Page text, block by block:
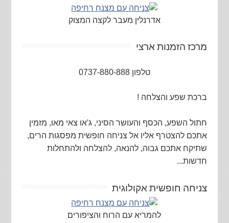
אדרנלין מעבר לקצה המצוק
מרכז הזמנות ארצי
טלפון 0737-880-888
ברכת שפע והצלחה !
חתול השפע, הכסף והעושר הסיני, ג'או צאי מאו, מזמין
אתכם להצטרף אליו אל צניחה חופשית מפסגות הרים,
שתיקח אתכם גבוה, להנאה, להצלחה ולהתחלות
חדשות...
צניחה חופשית אקולוגית
להמריא עם הרוח והציפורים